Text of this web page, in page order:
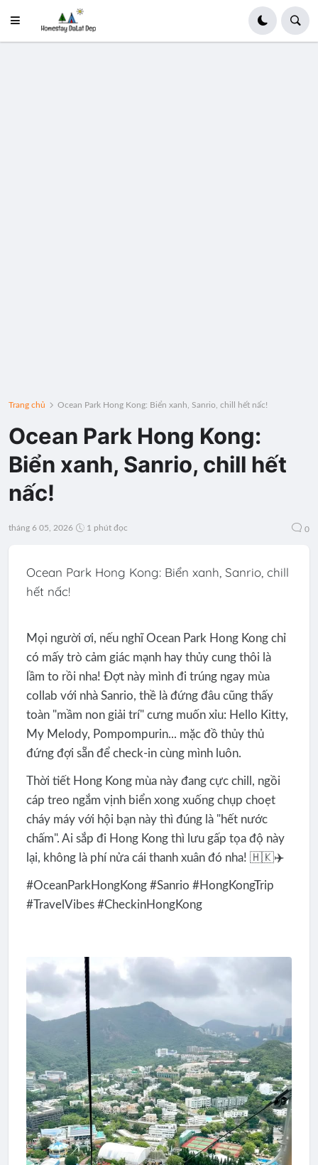
Trang chủ Ocean Park Hong Kong: Biển xanh, Sanrio, chill hết nấc!
Ocean Park Hong Kong:
Biển xanh, Sanrio, chill hết
nấc!
tháng 6 05, 2026 1 phút đọc 0
Ocean Park Hong Kong: Biển xanh, Sanrio, chill
hết nấc!
Mọi người ơi, nếu nghĩ Ocean Park Hong Kong chỉ
có mấy trò cảm giác mạnh hay thủy cung thôi là
lầm to rồi nha! Đợt này mình đi trúng ngay mùa
collab với nhà Sanrio, thề là đứng đâu cũng thấy
toàn "mầm non giải trí" cưng muốn xỉu: Hello Kitty,
My Melody, Pompompurin... mặc đồ thủy thủ
đứng đợi sẵn để check-in cùng mình luôn.
Thời tiết Hong Kong mùa này đang cực chill, ngồi
cáp treo ngắm vịnh biển xong xuống chụp choẹt
cháy máy với hội bạn này thì đúng là "hết nước
chấm". Ai sắp đi Hong Kong thì lưu gấp tọa độ này
lại, không là phí nửa cái thanh xuân đó nha! 🇭🇰✈️
#OceanParkHongKong #Sanrio #HongKongTrip
#TravelVibes #CheckinHongKong